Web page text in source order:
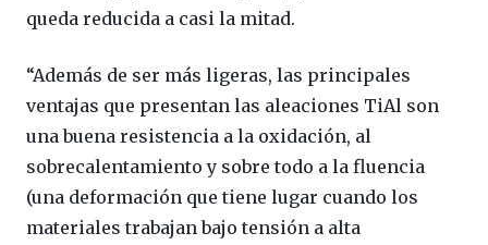
queda reducida a casi la mitad.
“Además de ser más ligeras, las principales
ventajas que presentan las aleaciones TiAl son
una buena resistencia a la oxidación, al
sobrecalentamiento y sobre todo a la fluencia
(una deformación que tiene lugar cuando los
materiales trabajan bajo tensión a alta